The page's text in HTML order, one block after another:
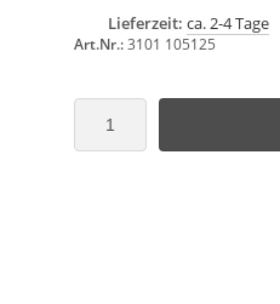
Lieferzeit: ca. 2-4 Tage
Art.Nr.:3101 105125